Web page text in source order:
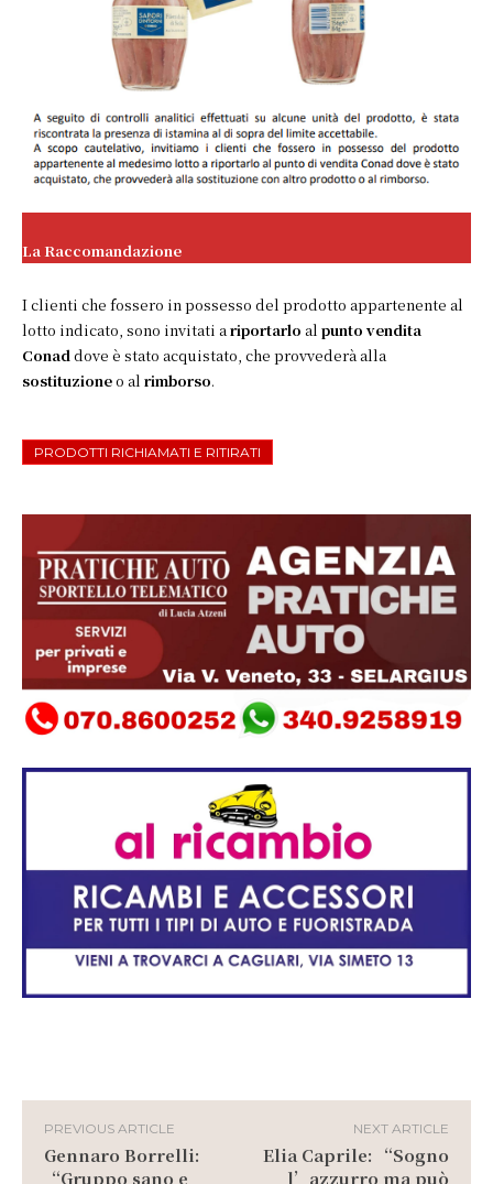
La Raccomandazione
I clienti che fossero in possesso del prodotto appartenente al
lotto indicato, sono invitati a riportarlo al punto vendita
Conad dove è stato acquistato, che provvederà alla
sostituzioneo al rimborso.
PRODOTTI RICHIAMATI E RITIRATI
PREVIOUS ARTICLE
Gennaro Borrelli:
“Gruppo sano e
NEXT ARTICLE
Elia Caprile: “Sogno
l’azzurro ma può